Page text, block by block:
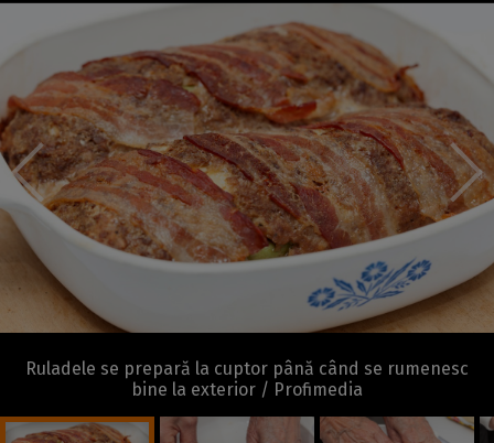
Ruladele se prepară la cuptor până când se rumenesc
bine la exterior / Profimedia